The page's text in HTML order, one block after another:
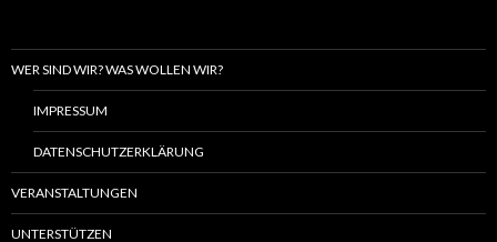
WER SIND WIR? WAS WOLLEN WIR?
IMPRESSUM
DATENSCHUTZERKLÄRUNG
VERANSTALTUNGEN
UNTERSTÜTZEN